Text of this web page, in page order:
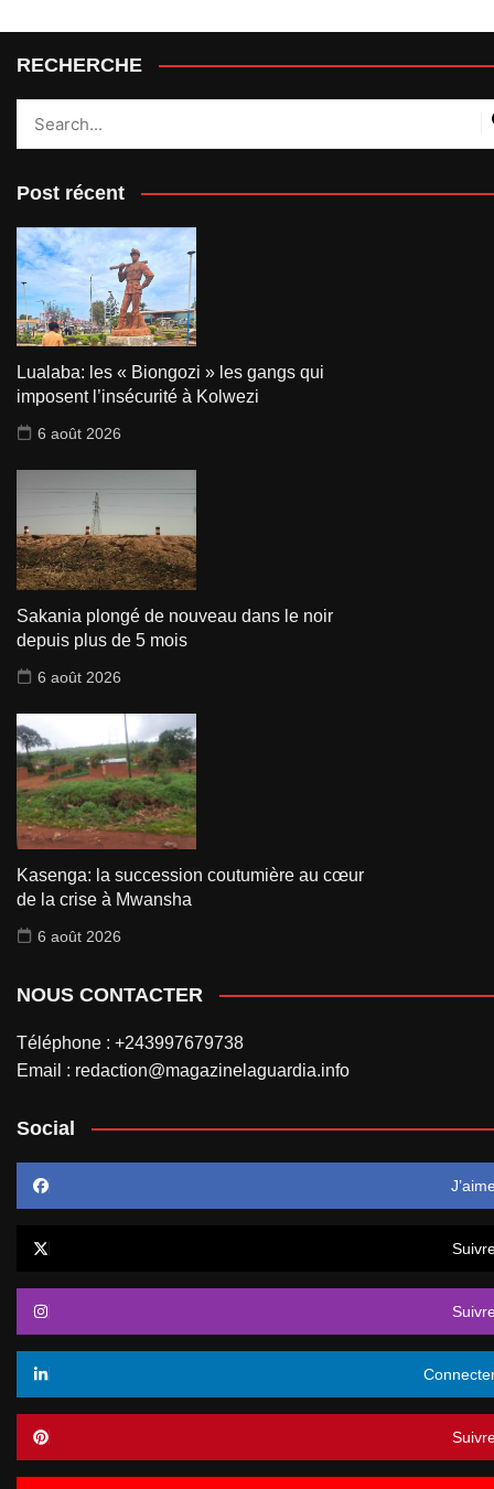
RECHERCHE
Post récent
Lualaba: les « Biongozi » les gangs qui
imposent l’insécurité à Kolwezi
6 août 2026
Sakania plongé de nouveau dans le noir
depuis plus de 5 mois
6 août 2026
Kasenga: la succession coutumière au cœur
de la crise à Mwansha
6 août 2026
NOUS CONTACTER
Téléphone : +243997679738
Email : redaction@magazinelaguardia.info
Social